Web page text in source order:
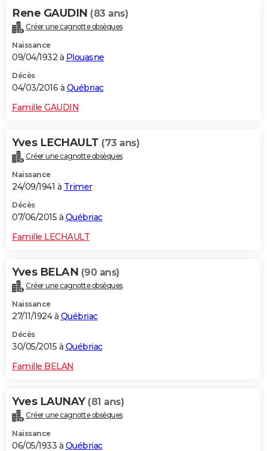
Rene GAUDIN (83 ans)
Créer une cagnotte obsèques
Naissance
09/04/1932 à Plouasne
Décès
04/03/2016 à Québriac
Famille GAUDIN
Yves LECHAULT (73 ans)
Créer une cagnotte obsèques
Naissance
24/09/1941 à Trimer
Décès
07/06/2015 à Québriac
Famille LECHAULT
Yves BELAN (90 ans)
Créer une cagnotte obsèques
Naissance
27/11/1924 à Québriac
Décès
30/05/2015 à Québriac
Famille BELAN
Yves LAUNAY (81 ans)
Créer une cagnotte obsèques
Naissance
06/05/1933 à Québriac